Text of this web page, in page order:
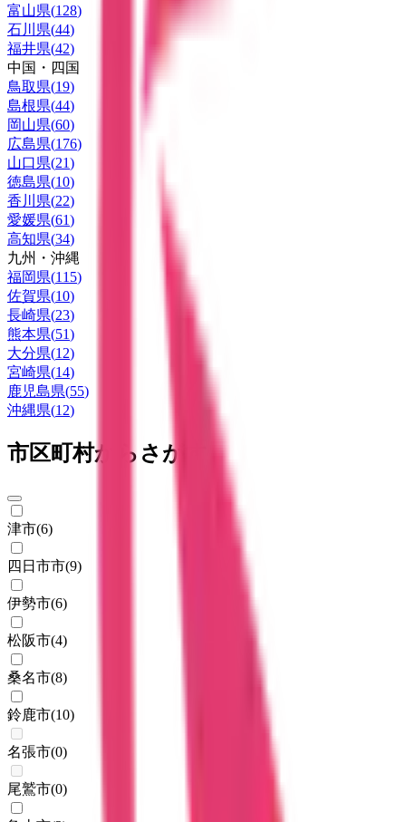
富山県(128)
石川県(44)
福井県(42)
中国・四国
鳥取県(19)
島根県(44)
岡山県(60)
広島県(176)
山口県(21)
徳島県(10)
香川県(22)
愛媛県(61)
高知県(34)
九州・沖縄
福岡県(115)
佐賀県(10)
長崎県(23)
熊本県(51)
大分県(12)
宮崎県(14)
鹿児島県(55)
沖縄県(12)
市区町村からさがす
津市(6)
四日市市(9)
伊勢市(6)
松阪市(4)
桑名市(8)
鈴鹿市(10)
名張市(0)
尾鷲市(0)